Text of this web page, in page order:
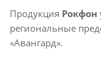
Продукция Рокфон
региональные
«Авангард».